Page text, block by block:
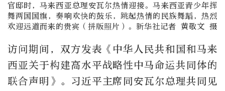
官邸时，马来西亚总理安瓦尔热情迎接。马来西亚青少年挥
舞两国国旗，奏响欢快的鼓乐，跳起热情的民族舞蹈，热烈
欢迎远道而来的贵宾（拼版照片）。新华社记者 黄敬文 摄
访问期间，双方发表《中华人民共和国和马来
西亚关于构建高水平战略性中马命运共同体的
联合声明》。习近平主席同安瓦尔总理共同见